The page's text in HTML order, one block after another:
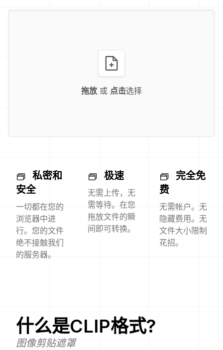
拖放 或 点击选择
私密和
安全
一切都在您的
浏览器中进
行。您的文件
绝不接触我们
的服务器。
极速
无需上传，无
需等待。在您
拖放文件的瞬
间即可转换。
完全免
费
无需帐户。无
隐藏费用。无
文件大小限制
花招。
什么是CLIP格式?
图像剪贴遮罩